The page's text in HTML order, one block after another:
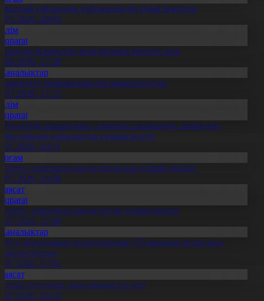
сайлауына үміткерлердің тізімі бекітілді
20:03
Қазақстан өсімдіктерін зерттеп жүр
17:30
теміржолшылар марапатталды
17:15
ұрпақтары» грантын тағайындау жөніндегі
қорытынды отырысы өтті
20:11
партиясы кандидаттардың тізімін бекітті
20:08
партиясы кандидаттар тізімін бекітті
17:00
облысының жүргізушілері 170 мыңнан астам жол
бұзған
17:02
теледебат жаңа форматта өтті
10:18